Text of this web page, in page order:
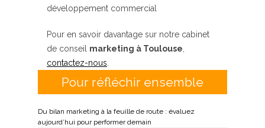
développement commercial
Pour en savoir davantage sur notre cabinet
de conseil marketing à Toulouse
contactez-nous
Pour réfléchir ensemble
Du bilan marketing à la feuille de route : évaluez
aujourd’hui pour performer demain